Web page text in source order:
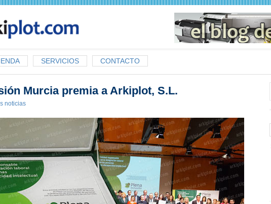
SERVICIOS CONTACTO
Murcia premia a Arkiplot, S.L.
noticias